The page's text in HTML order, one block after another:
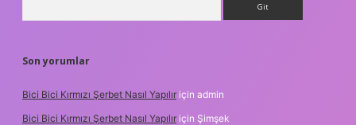
Son yorumlar
Bici Bici Kırmızı Şerbet Nasıl Yapılır için admin
Bici Bici Kırmızı Şerbet Nasıl Yapılır için Şimşek